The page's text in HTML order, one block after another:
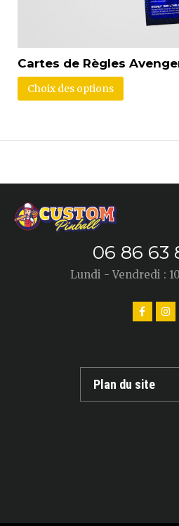
Cartes de Règles
Choix des options
06 86 63
Lundi - Vendredi :
Plan du site